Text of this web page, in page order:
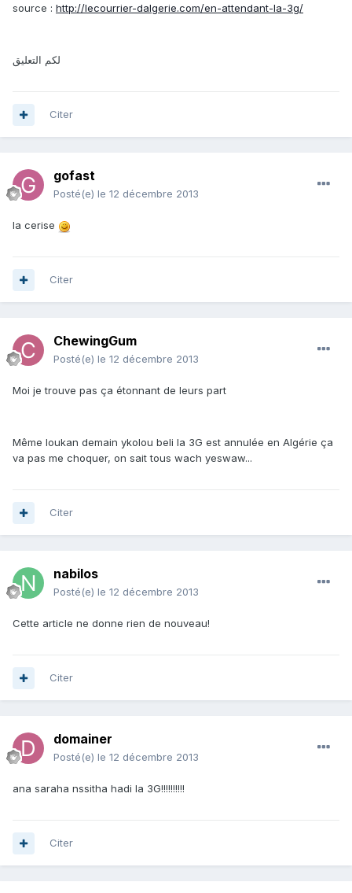
source : http://lecourrier-dalgerie.com/en-attendant-la-3g/
لكم التعليق
Citer
gofast
Posté(e) le 12 décembre 2013
la cerise
Citer
ChewingGum
Posté(e) le 12 décembre 2013
Moi je trouve pas ça étonnant de leurs part
Même loukan demain ykolou beli la 3G est annulée en Algérie ça
va pas me choquer, on sait tous wach yeswaw...
Citer
nabilos
Posté(e) le 12 décembre 2013
Cette article ne donne rien de nouveau!
Citer
domainer
Posté(e) le 12 décembre 2013
ana saraha nssitha hadi la 3G!!!!!!!!!!
Citer